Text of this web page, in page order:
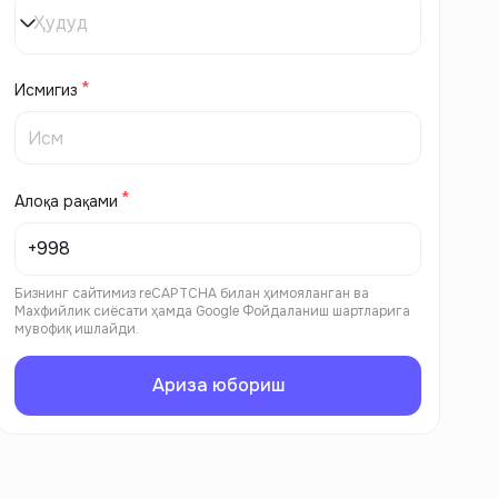
Ҳудуд
Исмигиз
Алоқа рақами
Бизнинг сайтимиз reCAPTCHA билан ҳимояланган ва
Махфийлик сиёсати ҳамда Google Фойдаланиш шартларига
мувофиқ ишлайди.
Ариза юбориш